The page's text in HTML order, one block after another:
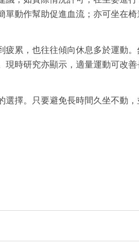
動作幫助促進血流；亦可坐在
累，也往往傾向休息多於運動
時研究亦顯示，適量運動可改
擇。只要避免長時間久坐不動